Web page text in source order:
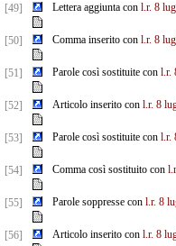
[49] Lettera aggiunta con l.r. 8
[50] Comma inserito con l.r. 8
[51] Parole così sostituite con l.r.
[52] Articolo inserito con l.r. 8
[53] Parole così sostituite con l.r.
[54] Comma così sostituito con
[55] Parole soppresse con l.r. 8
[56] Articolo inserito con l.r. 8